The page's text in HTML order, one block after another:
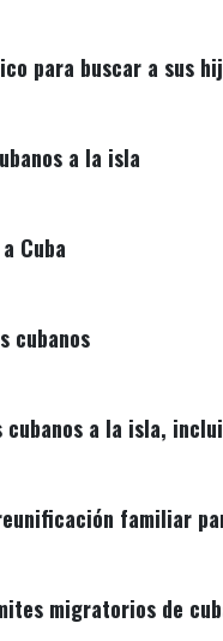
para buscar a sus
a la isla
Cuba
cubanos
cubanos a la isla,
familiar
migratorios de